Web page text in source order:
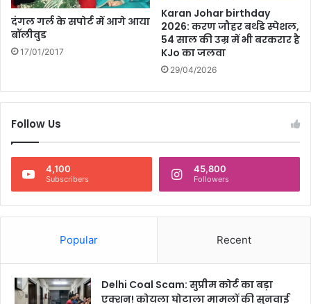
अ
प
ने
ए
ड
प
दंगल गर्ल के सपोर्ट में आगे आया
बॉलीवुड
17/01/2017
Karan Johar birthday
2026: करण जौहर बर्थडे स्पेशल,
54 साल की उम्र में भी बरकरार है
KJo का जलवा
29/04/2026
Follow Us
4,100
Subscribers
45,800
Followers
Popular Recent
Delhi Coal Scam: सुप्रीम कोर्ट का बड़ा
एक्शन! कोयला घोटाला मामलों की सुनवाई